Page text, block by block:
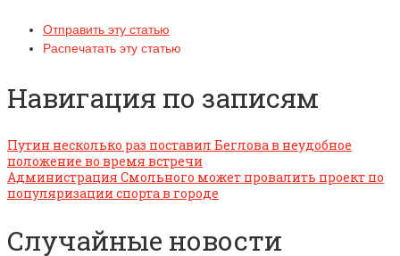
Отправить эту статью
Распечатать эту статью
Навигация по записям
Путин несколько раз поставил Беглова в неудобное
положение во время встречи
Администрация Смольного может провалить проект по
популяризации спорта в городе
Случайные новости